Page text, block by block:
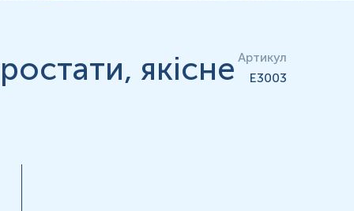
грибок може під час пологів, статевого контакту або
якісне Артикул
E3003